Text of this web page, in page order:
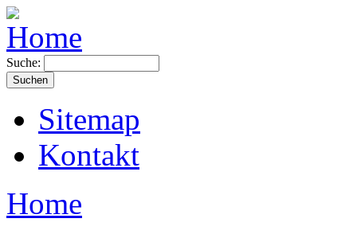
Suche:
Sitemap
Kontakt
Home